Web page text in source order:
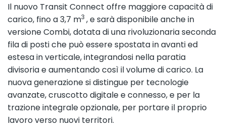
Il nuovo Transit Connect offre maggiore capacità di
carico, fino a 3,7 m3 , e sarà disponibile anche in
versione Combi, dotata di una rivoluzionaria seconda
fila di posti che può essere spostata in avanti ed
estesa in verticale, integrandosi nella paratia
divisoria e aumentando così il volume di carico. La
nuova generazione si distingue per tecnologie
avanzate, cruscotto digitale e connesso, e per la
trazione integrale opzionale, per portare il proprio
lavoro verso nuovi territori.